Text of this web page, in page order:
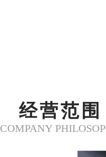
经营范围
COMPANY